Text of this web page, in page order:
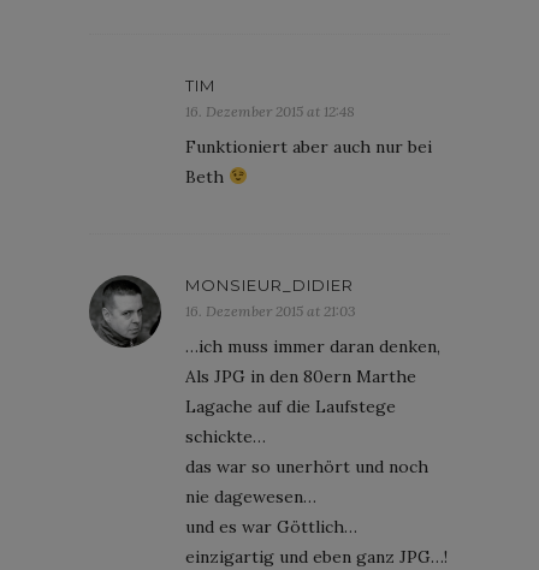
TIM
16. Dezember 2015 at 12:48
Funktioniert aber auch nur bei
Beth
MONSIEUR_DIDIER
16. Dezember 2015 at 21:03
…ich muss immer daran denken,
Als JPG in den 80ern Marthe
Lagache auf die Laufstege
schickte…
das war so unerhört und noch
nie dagewesen…
und es war Göttlich…
einzigartig und eben ganz JPG…!